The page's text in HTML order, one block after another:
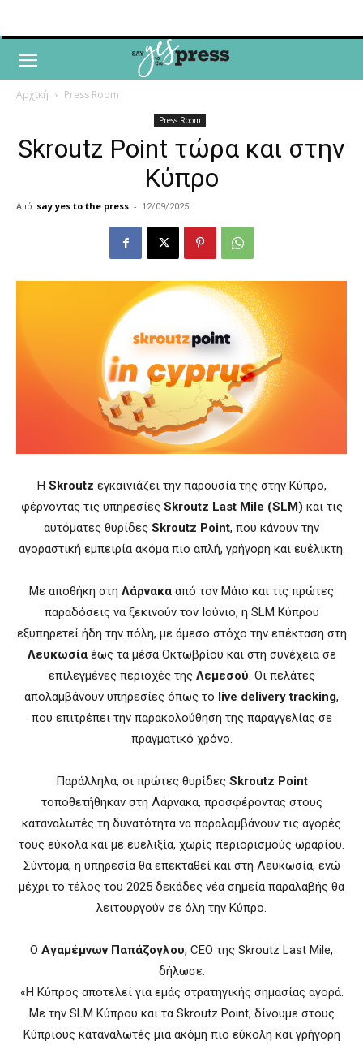
Αρχική Press Room
Press Room
Skroutz Point τώρα και στην
Κύπρο
Από say yes to the press - 12/09/2025
Η Skroutz εγκαινιάζει την παρουσία της στην Κύπρο,
φέρνοντας τις υπηρεσίες Skroutz Last Mile (SLM) και τις
αυτόματες θυρίδες Skroutz Point, που κάνουν την
αγοραστική εμπειρία ακόμα πιο απλή, γρήγορη και ευέλικτη.
Με αποθήκη στη Λάρνακα από τον Μάιο και τις πρώτες
παραδόσεις να ξεκινούν τον Ιούνιο, η SLM Κύπρου
εξυπηρετεί ήδη την πόλη, με άμεσο στόχο την επέκταση στη
Λευκωσίαέως τα μέσα Οκτωβρίου και στη συνέχεια σε
επιλεγμένες περιοχές της Λεμεσού. Οι πελάτες
απολαμβάνουν υπηρεσίες όπως το live delivery tracking,
που επιτρέπει την παρακολούθηση της παραγγελίας σε
πραγματικό χρόνο.
Παράλληλα, οι πρώτες θυρίδες Skroutz Point
τοποθετήθηκαν στη Λάρνακα, προσφέροντας στους
καταναλωτές τη δυνατότητα να παραλαμβάνουν τις αγορές
τους εύκολα και με ευελιξία, χωρίς περιορισμούς ωραρίου.
Σύντομα, η υπηρεσία θα επεκταθεί και στη Λευκωσία, ενώ
μέχρι το τέλος του 2025 δεκάδες νέα σημεία παραλαβής θα
λειτουργούν σε όλη την Κύπρο.
Ο Αγαμέμνων Παπάζογλου, CEO της Skroutz Last Mile,
δήλωσε:
«Η Κύπρος αποτελεί για εμάς στρατηγικής σημασίας αγορά.
Με την SLM Κύπρου και τα Skroutz Point, δίνουμε στους
Κύπριους καταναλωτές μια ακόμη πιο εύκολη και γρήγορη